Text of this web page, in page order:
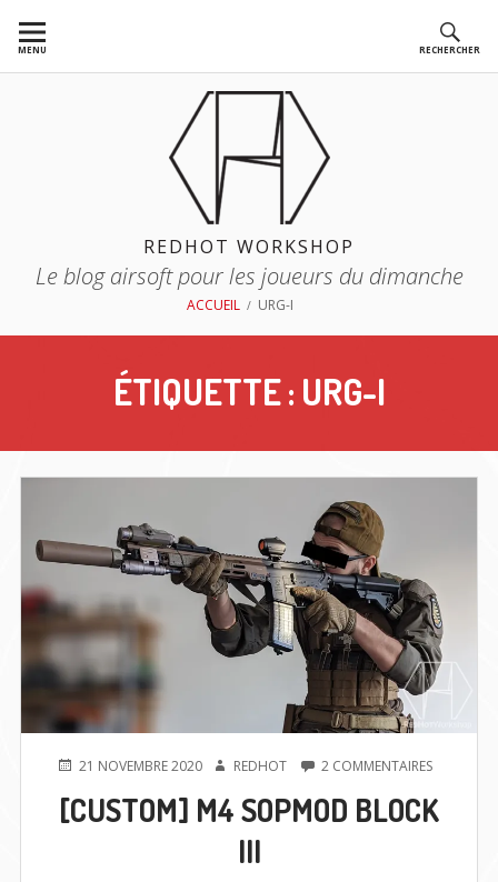
auMENU RECHERCHER
REDHOT WORKSHOP
Le blog airsoft pour les joueurs du dimanche
ACCUEIL URG-I
ÉTIQUETTE : URG-I
PUBLIÉ21 NOVEMBRE 2020 AUTEUR
REDHOT 2 COMMENTAIRESSUR
M4
SOPMOD
[CUSTOM] M4 SOPMOD BLOCK
III